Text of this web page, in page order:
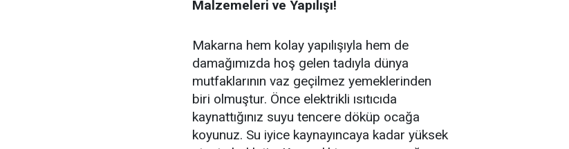
Malzemeleri ve Yapılışı!
Makarna hem kolay yapılışıyla hem de
damağımızda hoş gelen tadıyla dünya
mutfaklarının vaz geçilmez yemeklerinden
biri olmuştur. Önce elektrikli ısıtıcıda
kaynattığınız suyu tencere döküp ocağa
koyunuz. Su iyice kaynayıncaya kadar yüksek